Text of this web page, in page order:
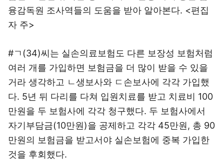
융감독원 조사역들의 도움을 받아 알아본다. <편집
자 주>
#ㄱ(34)씨는 실손의료보험도 다른 보장성 보험처럼
여러 개를 가입하면 보험금을 더 많이 받을 수 있을
거라 생각하고 ㄴ생보사와 ㄷ손보사에 각각 가입했
다. 5년 뒤 다리를 다쳐 입원치료를 받고 치료비 100
만원을 두 보험사에 각각 청구했다. 두 보험사에서
자기부담금(10만원)을 공제하고 각각 45만원, 총 90
만원의 보험금을 받고서야 실손보험에 중복 가입한
것을 후회했다.